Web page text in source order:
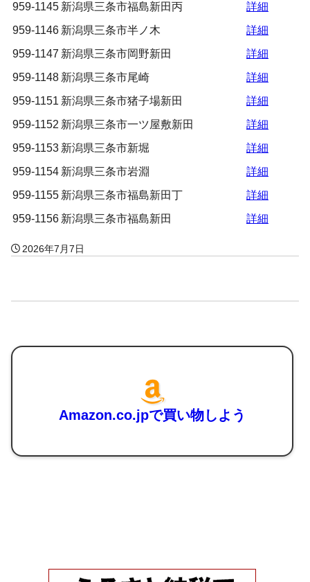
959-1145 新潟県三条市福島新田丙
詳細
959-1146 新潟県三条市半ノ木
詳細
959-1147 新潟県三条市岡野新田
詳細
959-1148 新潟県三条市尾崎
詳細
959-1151 新潟県三条市猪子場新田
詳細
959-1152 新潟県三条市一ツ屋敷新田
詳細
959-1153 新潟県三条市新堀
詳細
959-1154 新潟県三条市岩淵
詳細
959-1155 新潟県三条市福島新田丁
詳細
959-1156 新潟県三条市福島新田 詳細
2026年7月7日
Amazon.co.jpで買い物しよう